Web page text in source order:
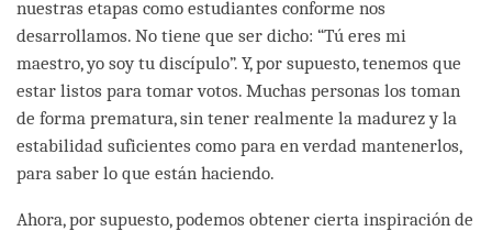
nuestras etapas como estudiantes conforme nos
desarrollamos. No tiene que ser dicho: “Tú eres mi
maestro, yo soy tu discípulo”. Y, por supuesto, tenemos que
estar listos para tomar votos. Muchas personas los toman
de forma prematura, sin tener realmente la madurez y la
estabilidad suficientes como para en verdad mantenerlos,
para saber lo que están haciendo.
Ahora, por supuesto, podemos obtener cierta inspiración de